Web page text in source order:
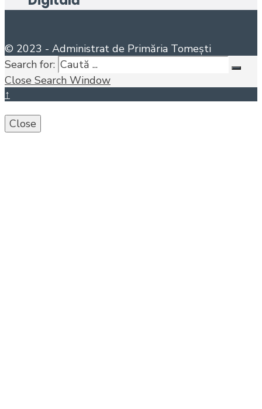
© 2023 - Administrat de Primăria Tomești
Search for:
Close Search Window
↑
Close